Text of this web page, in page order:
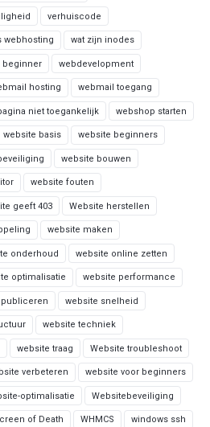
verhuiscode
webhosting wat zijn inodes
beginner webdevelopment
hosting webmail toegang
niet toegankelijk webshop starten
website basis website beginners
website bouwen
website fouten
geeft 403 Website herstellen
website maken
onderhoud website online zetten
optimalisatie website performance
website snelheid
website techniek
website traag Website troubleshoot
verbeteren website voor beginners
optimalisatie Websitebeveiliging
of Death WHMCS windows ssh